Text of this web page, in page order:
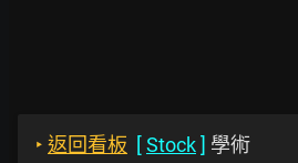
‣ 返回看板 [Stock] 學術